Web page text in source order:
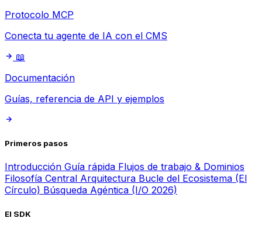
Protocolo MCP
Conecta tu agente de IA con el CMS
📖
Documentación
Guías, referencia de API y ejemplos
Primeros pasos
Introducción Guía rápida Flujos de trabajo & Dominios
Filosofía Central Arquitectura Bucle del Ecosistema (El
Círculo) Búsqueda Agéntica (I/O 2026)
El SDK